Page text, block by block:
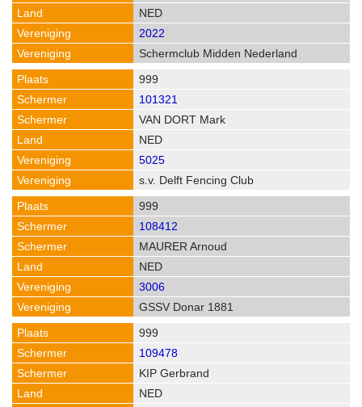
NED
2022
Schermclub Midden Nederland
999
101321
VAN DORT Mark
NED
5025
s.v. Delft Fencing Club
999
108412
MAURER Arnoud
NED
3006
GSSV Donar 1881
999
109478
KIP Gerbrand
NED